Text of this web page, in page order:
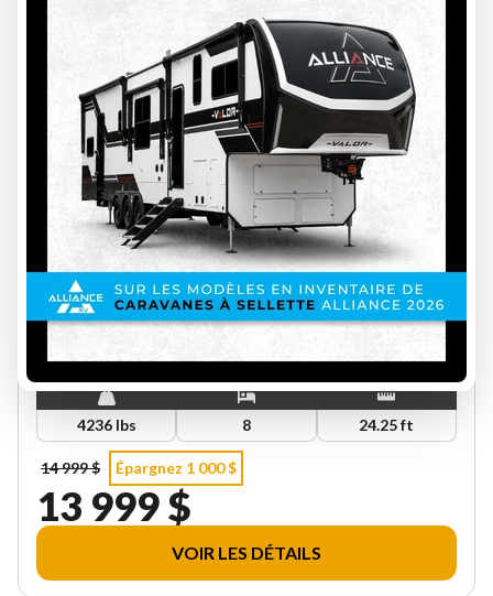
JAYCO 2011
JAY FEATHER 23B
4236 lbs 8 24.25 ft
14 999 $ Épargnez 1 000 $
13 999 $
VOIR LES DÉTAILS